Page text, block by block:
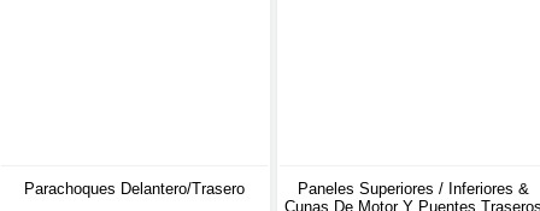
Parachoques Delantero/trasero
Paneles Superiores / Inferiores &
Cunas De Motor Y Puentes